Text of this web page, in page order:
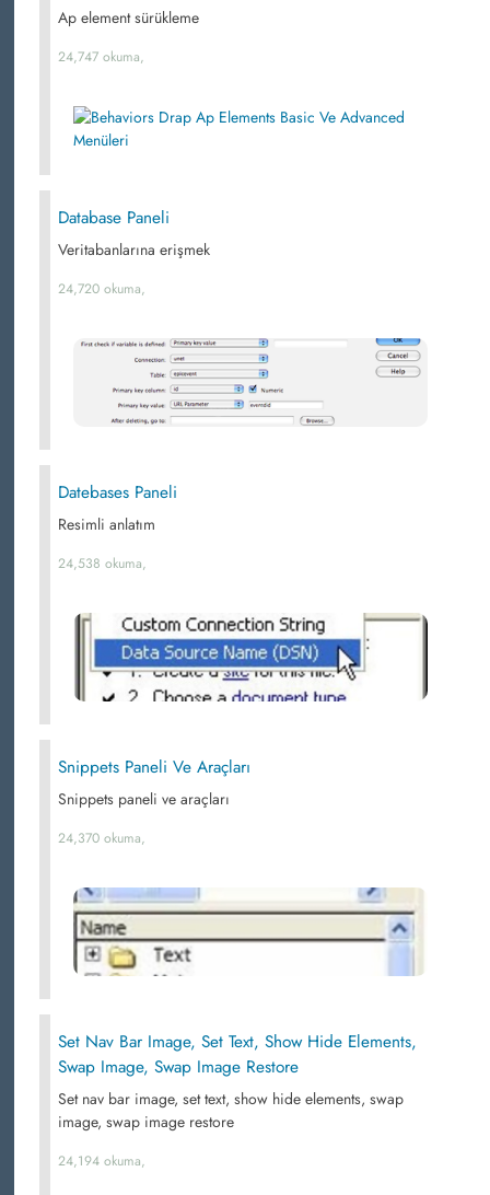
Ap element sürükleme
24,747 okuma,
Database Paneli
Veritabanlarına erişmek
24,720 okuma,
Datebases Paneli
Resimli anlatım
24,538 okuma,
Snippets Paneli Ve Araçları
Snippets paneli ve araçları
24,370 okuma,
Set Nav Bar Image, Set Text, Show Hide Elements,
Swap Image, Swap Image Restore
Set nav bar image, set text, show hide elements, swap
image, swap image restore
24,194 okuma,